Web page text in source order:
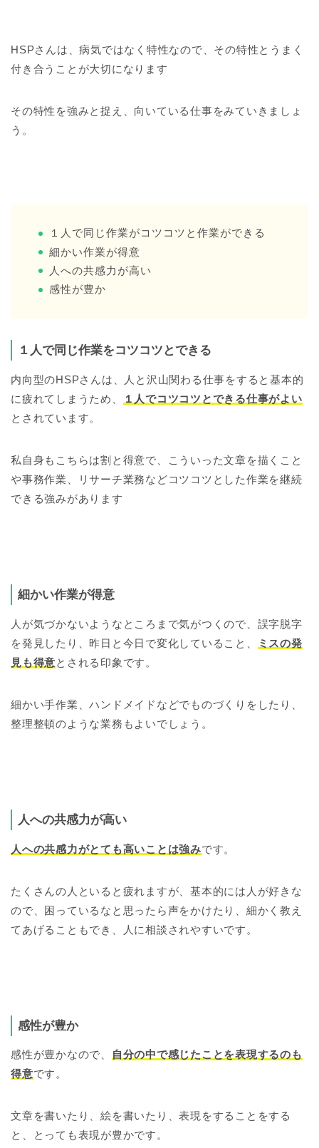
HSPさんは、病気ではなく特性なので、その特性とうまく
付き合うことが大切になります
その特性を強みと捉え、向いている仕事をみていきましょ
う。
１人で同じ作業がコツコツと作業ができる
細かい作業が得意
人への共感力が高い
感性が豊か
１人で同じ作業をコツコツとできる
内向型のHSPさんは、人と沢山関わる仕事をすると基本的
に疲れてしまうため、
１人でコツコツとできる仕事がよい
とされています。
私自身もこちらは割と得意で、こういった文章を描くこと
や事務作業、リサーチ業務などコツコツとした作業を継続
できる強みがあります
細かい作業が得意
人が気づかないようなところまで気がつくので、誤字脱字
を発見したり、昨日と今日で変化していること、
ミスの発
見も得意とされる印象です。
細かい手作業、ハンドメイドなどでものづくりをしたり、
整理整頓のような業務もよいでしょう。
人への共感力が高い
人への共感力がとても高いことは強みです。
たくさんの人といると疲れますが、基本的には人が好きな
ので、困っているなと思ったら声をかけたり、細かく教え
てあげることもでき、人に相談されやすいです。
感性が豊か
感性が豊かなので、
自分の中で感じたことを表現するのも
得意です。
文章を書いたり、絵を書いたり、表現をすることをする
と、とっても表現が豊かです。